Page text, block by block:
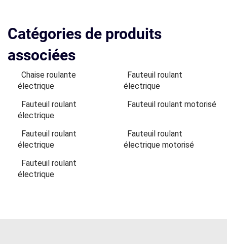
Catégories de produits
associées
Chaise roulante
électrique
Fauteuil roulant
électrique
Fauteuil roulant
électrique
Fauteuil roulant motorisé
Fauteuil roulant
électrique
Fauteuil roulant
électrique motorisé
Fauteuil roulant
électrique